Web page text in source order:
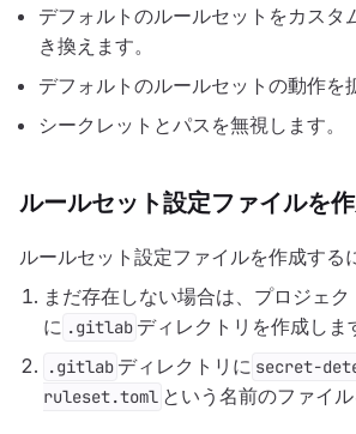
デフォルトのルールセットをカスタ
き換えます。
デフォルトのルールセットの動作を
シークレットとパスを無視します。
ルールセット設定ファイルを
ルールセット設定ファイルを作成する
まだ存在しない場合は、プロジェク
に .gitlab ディレクトリを作成しま
.gitlab ディレクトリに secret-
ruleset.toml という名前のファイル